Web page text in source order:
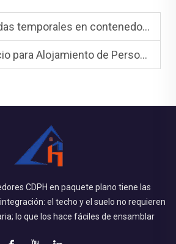
en contenedores y edificios modulares temporales: velocidad y escala
de Personal y Campamento Laboral de Casas Prefabricadas
CDPH en paquete plano tiene las
el techo y el suelo no requieren
lo que los hace fáciles de ensamblar